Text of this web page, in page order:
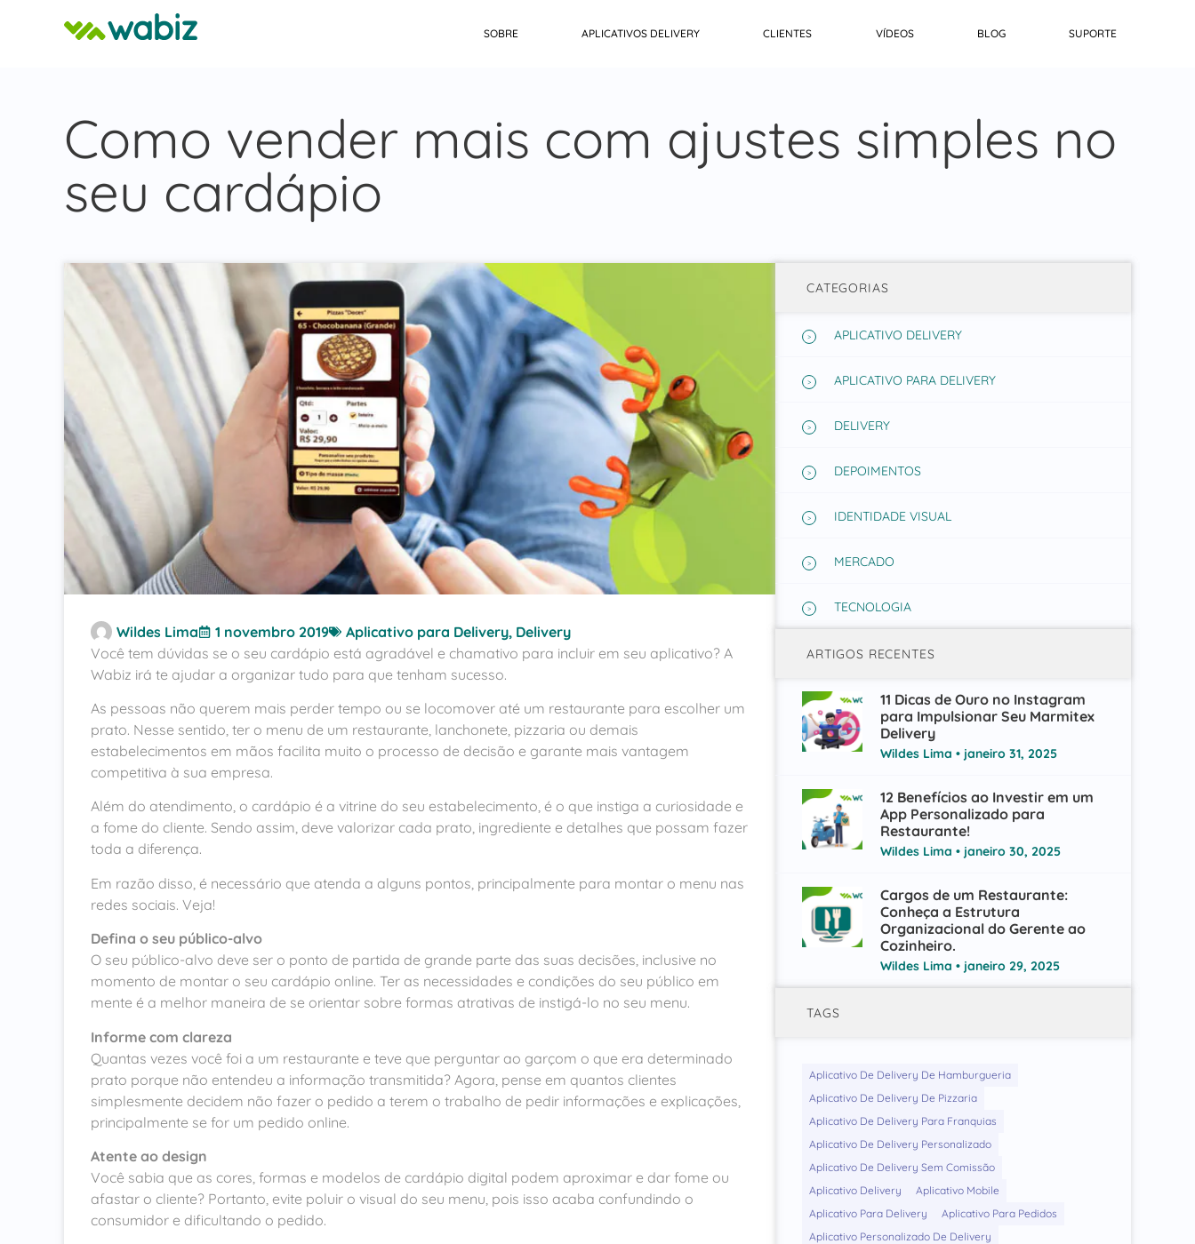
SOBRE APLICATIVOS DELIVERY CLIENTES VÍDEOS BLOG SUPORTE
Como vender mais com ajustes simples no
seu cardápio
Wildes Lima 1 novembro 2019 Aplicativo para Delivery, Delivery
Você tem dúvidas se o seu cardápio está agradável e chamativo para incluir em seu aplicativo? A
Wabiz irá te ajudar a organizar tudo para que tenham sucesso.
As pessoas não querem mais perder tempo ou se locomover até um restaurante para escolher um
prato. Nesse sentido, ter o menu de um restaurante, lanchonete, pizzaria ou demais
estabelecimentos em mãos facilita muito o processo de decisão e garante mais vantagem
competitiva à sua empresa.
Além do atendimento, o cardápio é a vitrine do seu estabelecimento, é o que instiga a curiosidade e
a fome do cliente. Sendo assim, deve valorizar cada prato, ingrediente e detalhes que possam fazer
toda a diferença.
Em razão disso, é necessário que atenda a alguns pontos, principalmente para montar o menu nas
redes sociais. Veja!
Defina o seu público-alvo
O seu público-alvo deve ser o ponto de partida de grande parte das suas decisões, inclusive no
momento de montar o seu cardápio online. Ter as necessidades e condições do seu público em
mente é a melhor maneira de se orientar sobre formas atrativas de instigá-lo no seu menu.
Informe com clareza
Quantas vezes você foi a um restaurante e teve que perguntar ao garçom o que era determinado
prato porque não entendeu a informação transmitida? Agora, pense em quantos clientes
simplesmente decidem não fazer o pedido a terem o trabalho de pedir informações e explicações,
principalmente se for um pedido online.
Atente ao design
Você sabia que as cores, formas e modelos de cardápio digital podem aproximar e dar fome ou
afastar o cliente? Portanto, evite poluir o visual do seu menu, pois isso acaba confundindo o
consumidor e dificultando o pedido.
CATEGORIAS
APLICATIVO DELIVERY
APLICATIVO PARA DELIVERY
DELIVERY
DEPOIMENTOS
IDENTIDADE VISUAL
MERCADO
TECNOLOGIA
ARTIGOS RECENTES
11 Dicas de Ouro no Instagram
para Impulsionar Seu Marmitex
Delivery
Wildes Lima janeiro 31, 2025
12 Benefícios ao Investir em um
App Personalizado para
Restaurante!
Wildes Lima janeiro 30, 2025
Cargos de um Restaurante:
Conheça a Estrutura
Organizacional do Gerente ao
Cozinheiro.
Wildes Lima janeiro 29, 2025
TAGS
Aplicativo De Delivery De Hamburgueria
Aplicativo De Delivery De Pizzaria
Aplicativo De Delivery Para Franquias
Aplicativo De Delivery Personalizado
Aplicativo De Delivery Sem Comissão
Aplicativo Delivery
Aplicativo Mobile
Aplicativo Para Delivery
Aplicativo Para Pedidos
Aplicativo Personalizado De Delivery